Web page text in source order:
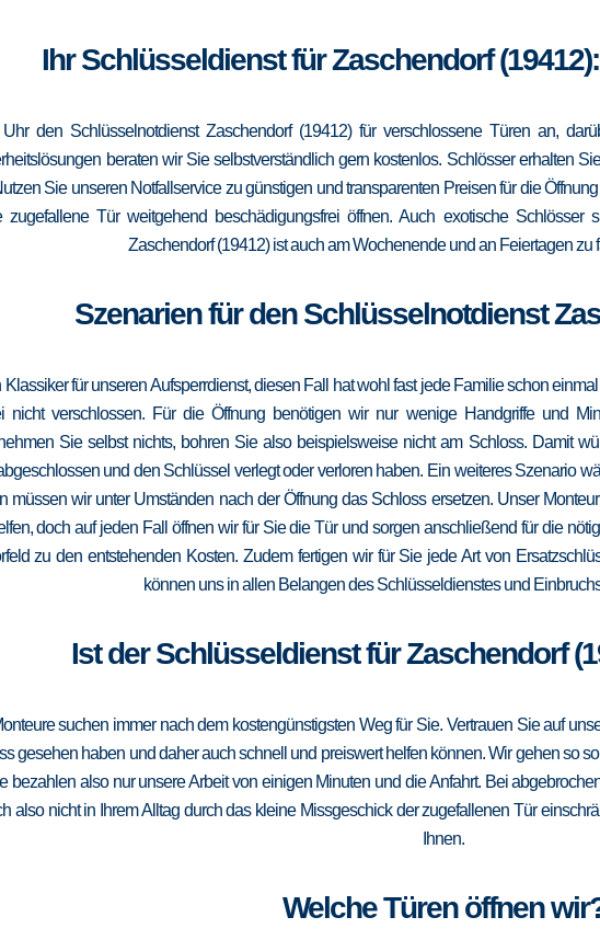
Ihr Schlüsseldienst für Zaschendorf
den Schlüsselnotdienst Zaschendorf (19412) für verschlossene Türen an,
beraten wir Sie selbstverständlich gern kostenlos. Schlösser erhalten
Sie unseren Notfallservice zu günstigen und transparenten Preisen für die
Tür weitgehend beschädigungsfrei öffnen. Auch exotische Schlösser
Zaschendorf (19412) ist auch am Wochenende und an Feiertagen zu
Szenarien für den Schlüsselnotdienst
für unseren Aufsperrdienst, diesen Fall hat wohl fast jede Familie schon
verschlossen. Für die Öffnung benötigen wir nur wenige Handgriffe und
Sie selbst nichts, bohren Sie also beispielsweise nicht am Schloss. Damit
und den Schlüssel verlegt oder verloren haben. Ein weiteres Szenario
müssen wir unter Umständen nach der Öffnung das Schloss ersetzen. Unser
doch auf jeden Fall öffnen wir für Sie die Tür und sorgen anschließend für die
zu den entstehenden Kosten. Zudem fertigen wir für Sie jede Art von
können uns in allen Belangen des Schlüsseldienstes und
Ist der Schlüsseldienst für Zaschendorf
suchen immer nach dem kostengünstigsten Weg für Sie. Vertrauen Sie auf
gesehen haben und daher auch schnell und preiswert helfen können. Wir gehen so
bezahlen also nur unsere Arbeit von einigen Minuten und die Anfahrt. Bei
also nicht in Ihrem Alltag durch das kleine Missgeschick der zugefallenen Tür
Ihnen.
Welche Türen öffnen